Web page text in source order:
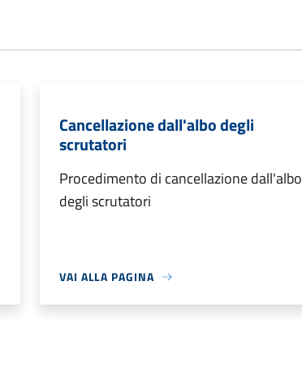
Cancellazione dall'albo degli
scrutatori
Procedimento di cancellazione dall'albo
degli scrutatori
VAI ALLA PAGINA